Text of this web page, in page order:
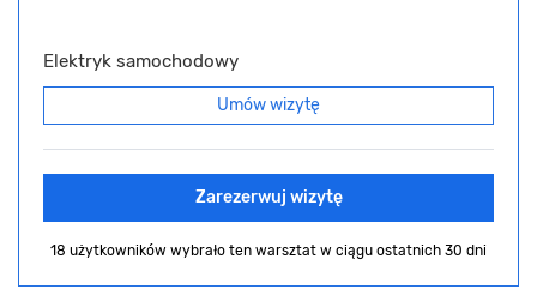
Elektryk samochodowy
Umów wizytę
Zarezerwuj wizytę
18 użytkowników wybrało ten warsztat w ciągu ostatnich 30 dni